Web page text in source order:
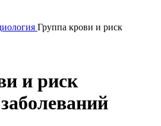
Группа крови и риск
и риск